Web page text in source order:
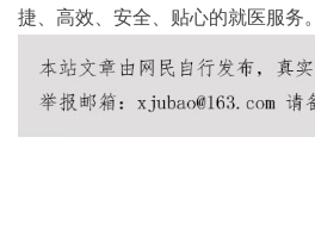
捷、高效、安全、贴心的就医服务。